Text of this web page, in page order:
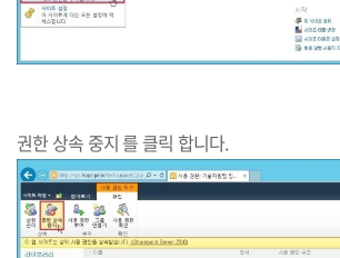
권한 상속 중지 를 클릭 합니다.​